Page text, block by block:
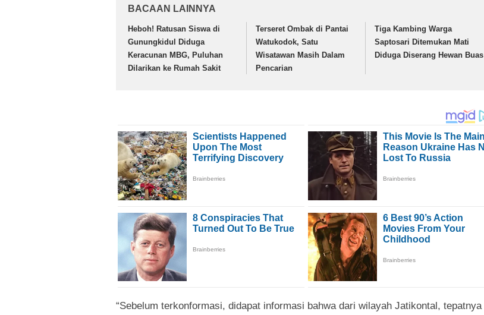
BACAAN LAINNYA
Heboh! Ratusan Siswa di
Gunungkidul Diduga
Keracunan MBG, Puluhan
Dilarikan ke Rumah Sakit
Terseret Ombak di Pantai
Watukodok, Satu
Wisatawan Masih Dalam
Pencarian
Tiga Kambing Warga
Saptosari Ditemukan Mati
Diduga Diserang Hewan Buas
“Sebelum terkonformasi, didapat informasi bahwa dari wilayah Jatikontal, tepatnya